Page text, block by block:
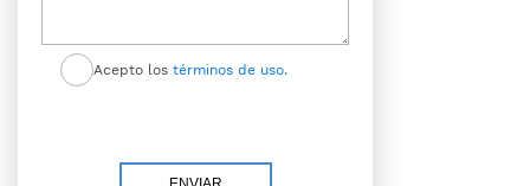
Acepto los términos de uso.